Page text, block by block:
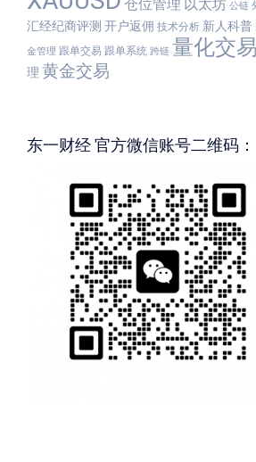
仓位管理 以太坊 公链
汇经纪商评测 开户返佣 技术分析 新人科普
金管理 跟单交易 跟单系统 跨链 量化交易
理 黄金交易
东一财经 官方微信账号二维码：